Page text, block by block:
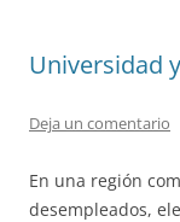
Universidad
Deja un comentario
En una región
desempleados,